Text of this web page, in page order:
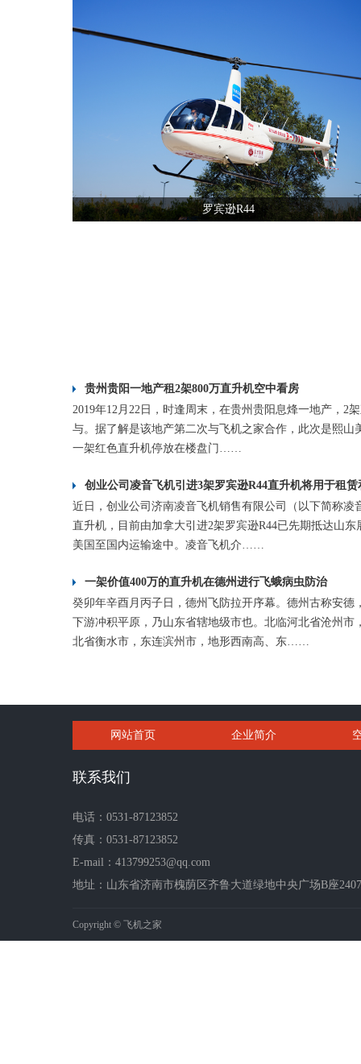
全国飞行热线
13210535852
罗宾逊R44
贵州贵阳一地产租2架800万直升机空中看房
2019年12月22日，时逢周末，在贵州贵阳息烽一地产，2
与。据了解是该地产第二次与飞机之家合作，此次是熙山
一架红色直升机停放在楼盘门……
创业公司凌音飞机引进3架罗宾逊R44直升机将用于租赁
近日，创业公司济南凌音飞机销售有限公司（以下简称凌
直升机，目前由加拿大引进2架罗宾逊R44已先期抵达山
美国至国内运输途中。凌音飞机介……
一架价值400万的直升机在德州进行飞蛾病虫防治
癸卯年辛酉月丙子日，德州飞防拉开序幕。德州古称安德
下游冲积平原，乃山东省辖地级市也。北临河北省沧州市
北省衡水市，东连滨州市，地形西南高、东……
网站首页 企业简介
联系我们
电话：0531-87123852
传真：0531-87123852
E-mail：413799253@qq.com
地址：山东省济南市槐荫区齐鲁大道绿地中央广场B座
Copyright © 飞机之家